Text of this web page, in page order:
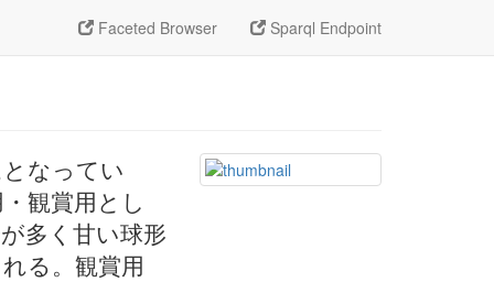
Faceted Browser Sparql Endpoint
なってい
観賞用とし
多く甘い球形
る。観賞用